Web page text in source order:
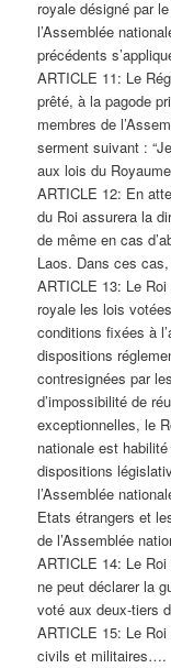
royale désigné par
l’Assemblée
précédents
ARTICLE 11: Le
prêté, à la pagode
membres de
serment suivant :
aux lois du
ARTICLE 12: En
du Roi assurera la
de même en cas
Laos. Dans ces
ARTICLE 13: Le
royale les lois
conditions fixées à
dispositions
contresignées par
d’impossibilité de
exceptionnelles, le
nationale est
dispositions
l’Assemblée
Etats étrangers et
de l’Assemblée
ARTICLE 14: Le
ne peut déclarer la
voté aux deux-tiers
ARTICLE 15: Le
civils et militaires….